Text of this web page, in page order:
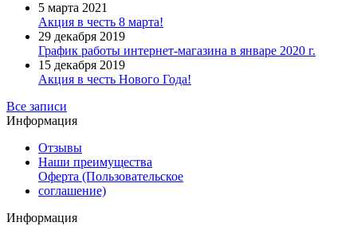
5 марта 2021
Акция в честь 8 марта!
29 декабря 2019
График работы интернет-магазина в январе 2020 г.
15 декабря 2019
Акция в честь Нового Года!
Все записи
Информация
Отзывы
Наши преимущества
Оферта (Пользовательское
соглашение)
Информация